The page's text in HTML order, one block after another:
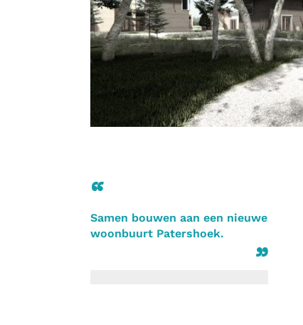
Samen bouwen aan een nieuwe
woonbuurt Patershoek.